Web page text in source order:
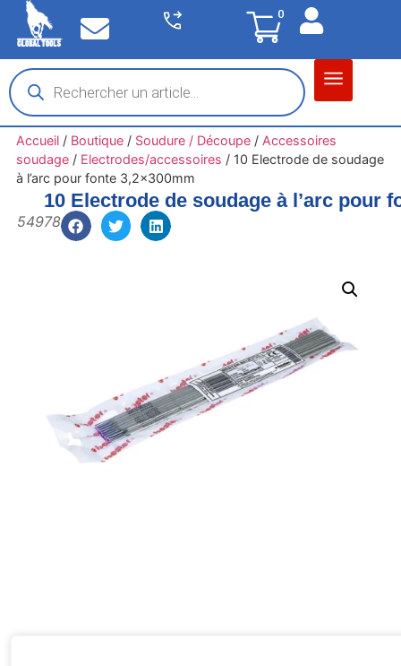
0
Accueil/ Boutique/ Soudure / Découpe/ Accessoires
soudage/ Electrodes/accessoires / 10 Electrode de soudage
à l’arc pour fonte 3,2x300mm
10 Electrode de soudage à l’arc pour
54978